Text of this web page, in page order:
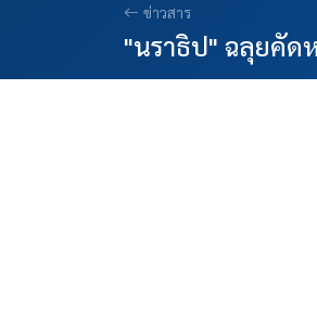
ข่าวสาร
"นราธิป" ฉลุยคัด